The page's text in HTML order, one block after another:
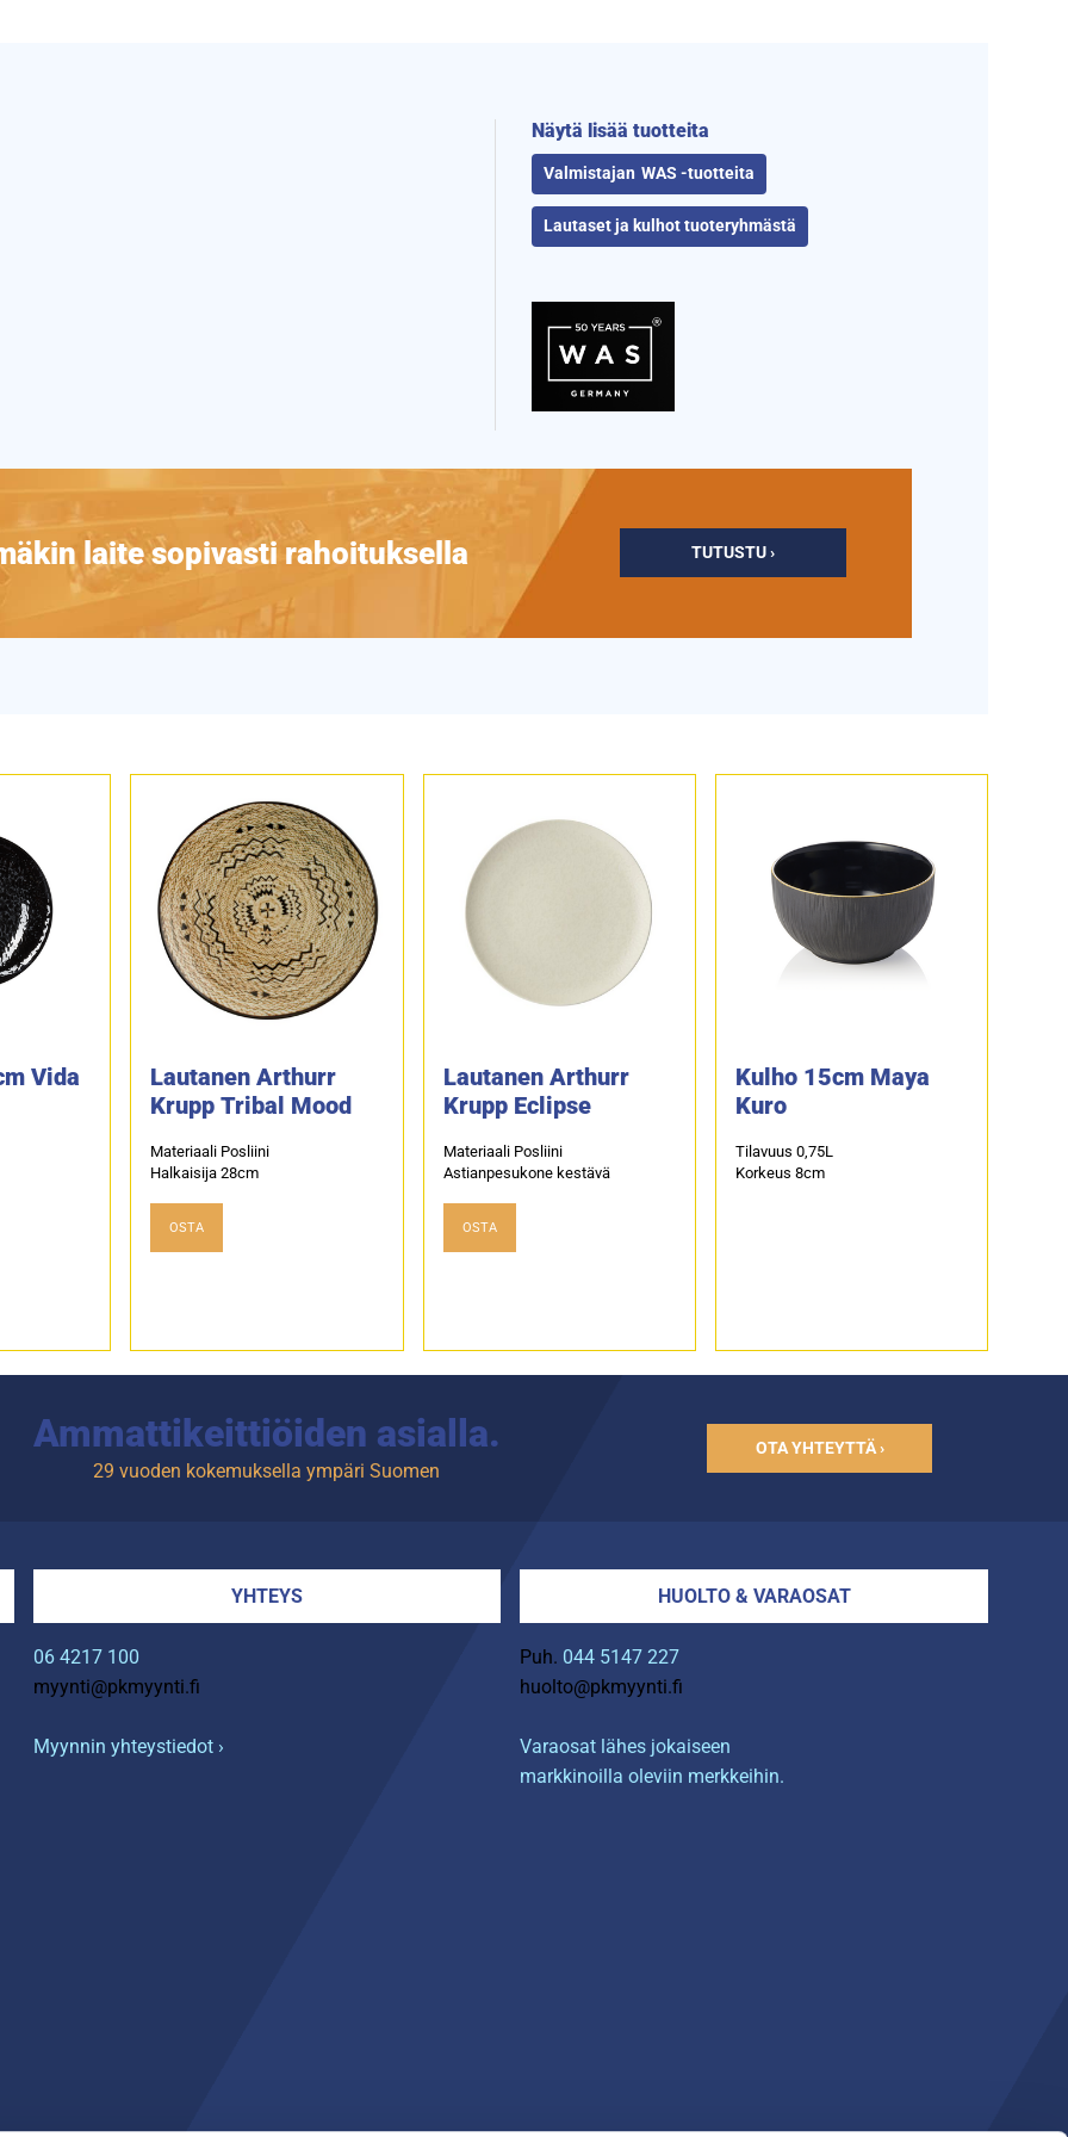
Näytä lisää tuotteita
WAS -tuotteita
Lautaset ja kulhot tuoteryhmästä
laite sopivasti rahoituksella TUTUSTU ›
Vida
Lautanen Arthurr
Krupp Tribal Mood
Materiaali Posliini
Halkaisija 28cm
OSTA
Lautanen Arthurr
Krupp Eclipse
Materiaali Posliini
Astianpesukone kestävä
OSTA
Kulho 15cm Maya
Kuro
Tilavuus 0,75L
Korkeus 8cm
Ammattikeittiöiden asialla.
29 vuoden kokemuksella ympäri Suomen
OTA YHTEYTTÄ ›
YHTEYS
06 4217 100
myynti@pkmyynti.fi
Myynnin yhteystiedot ›
HUOLTO & VARAOSAT
Puh. 044 5147 227
huolto@pkmyynti.fi
Varaosat lähes jokaiseen
markkinoilla oleviin merkkeihin.